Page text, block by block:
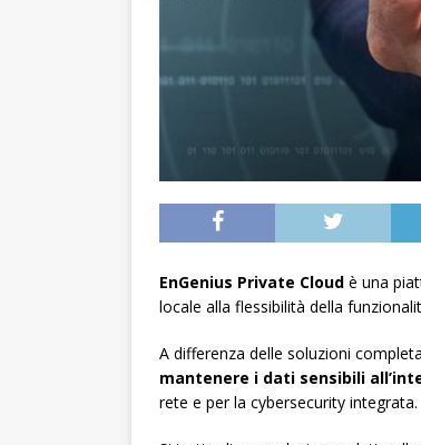
EnGenius Private Cloud è una
locale alla flessibilità della
A differenza delle soluzioni
mantenere i dati sensibili
rete e per la cybersecurity integrata.